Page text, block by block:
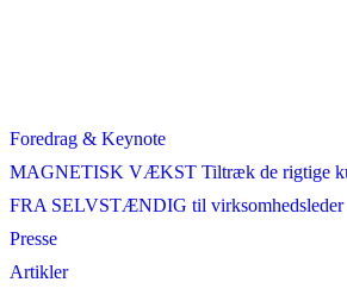
Foredrag & Keynote
MAGNETISK VÆKST Tiltræk de rigtige
FRA SELVSTÆNDIG til virksomhedsleder
Presse
Artikler